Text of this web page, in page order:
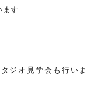
ます
ジオ見学会も行いま